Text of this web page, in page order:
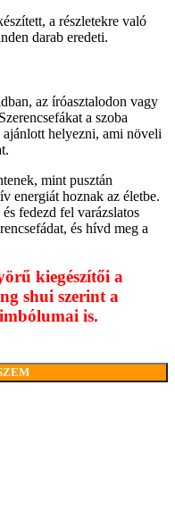
a részletekre való
darab eredeti.
az íróasztalodon vagy
a szoba
helyezni, ami növeli
mint pusztán
energiát hoznak az életbe.
fedezd fel varázslatos
és hívd meg a
kiegészítői a
shui szerint a
is.